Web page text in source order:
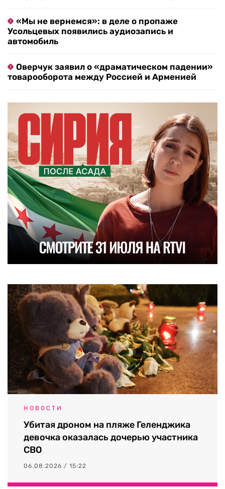
«Мы не вернемся»: в деле о пропаже
Усольцевых появились аудиозапись и
автомобиль
Оверчук заявил о «драматическом падении»
товарооборота между Россией и Арменией
НОВОСТИ
Убитая дроном на пляже Геленджика
девочка оказалась дочерью участника
СВО
06.08.2026 / 15:22